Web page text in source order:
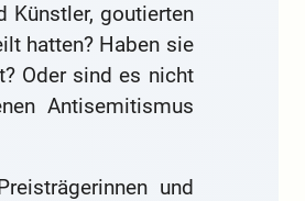
Künstler, goutierten
hatten? Haben sie
Oder sind es nicht
Antisemitismus
und